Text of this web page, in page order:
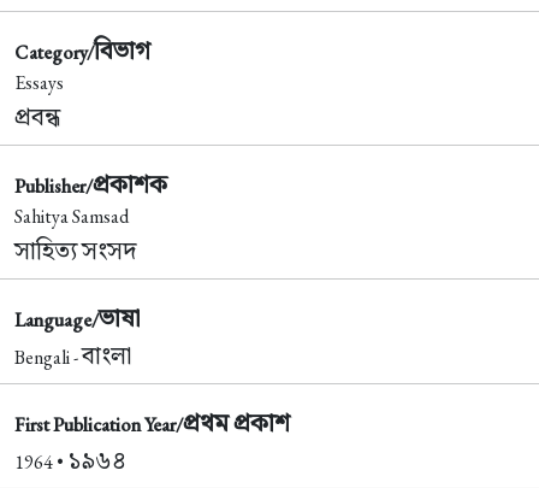
Category/বিভাগ
Essays
প্রবন্ধ
Publisher/প্রকাশক
Sahitya Samsad
সাহিত্য সংসদ
Language/ভাষা
Bengali -বাংলা
First Publication Year/প্রথম প্রকাশ
1964 • ১৯৬৪